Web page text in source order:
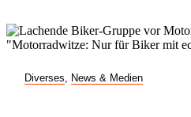
Diverses News & Medien